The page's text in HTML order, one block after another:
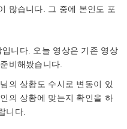
많습니다. 그 중에 본인도 포
니다. 오늘 영상은 기존 영상
비해봤습니다.
의 상황도 수시로 변동이 있
의 상황에 맞는지 확인을 하
니다.